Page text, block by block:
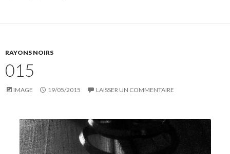
RAYONS NOIRS
015
IMAGE 19/05/2015 LAISSER UN COMMENTAIRE